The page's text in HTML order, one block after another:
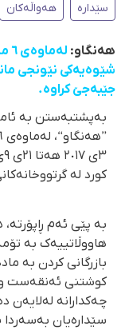
سێدارە هەواڵەکان
هەنگاو:
جێبەجێ کراوە.
بەپشتبەستن بە
کورد لە
بە پێی ئەم
کوشتنی ئەنقەست
چەکدارانە لەلایەن
سێدارەیان بەسەردا